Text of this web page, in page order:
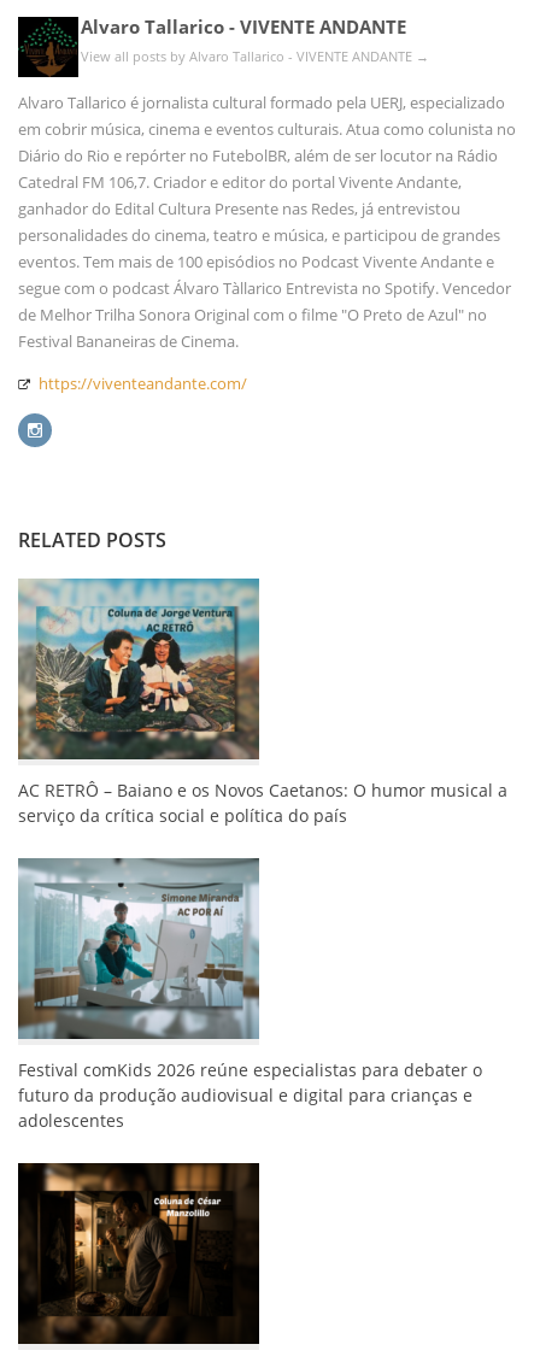
Alvaro Tallarico - VIVENTE ANDANTE
View all posts by Alvaro Tallarico - VIVENTE ANDANTE →
Alvaro Tallarico é jornalista cultural formado pela UERJ, especializado
em cobrir música, cinema e eventos culturais. Atua como colunista no
Diário do Rio e repórter no FutebolBR, além de ser locutor na Rádio
Catedral FM 106,7. Criador e editor do portal Vivente Andante,
ganhador do Edital Cultura Presente nas Redes, já entrevistou
personalidades do cinema, teatro e música, e participou de grandes
eventos. Tem mais de 100 episódios no Podcast Vivente Andante e
segue com o podcast Álvaro Tàllarico Entrevista no Spotify. Vencedor
de Melhor Trilha Sonora Original com o filme "O Preto de Azul" no
Festival Bananeiras de Cinema.
https://viventeandante.com/
RELATED POSTS
AC RETRÔ – Baiano e os Novos Caetanos: O humor musical a
serviço da crítica social e política do país
Festival comKids 2026 reúne especialistas para debater o
futuro da produção audiovisual e digital para crianças e
adolescentes